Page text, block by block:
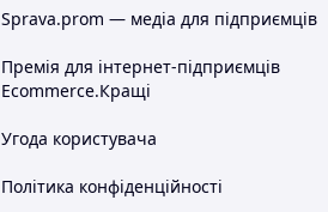
Sprava.prom — медіа для підприємців
Премія для інтернет-підприємців
Ecommerce.Кращі
Угода користувача
Політика конфіденційності